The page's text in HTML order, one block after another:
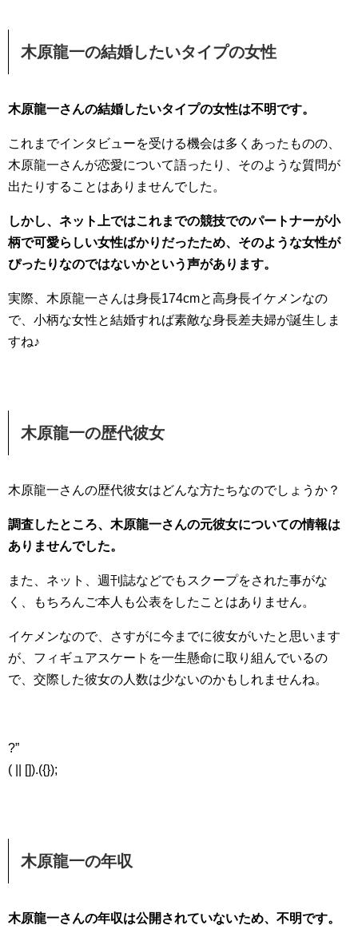
木原龍一の結婚したいタイプの女性
木原龍一さんの結婚したいタイプの女性は不明です。
これまでインタビューを受ける機会は多くあったものの、
木原龍一さんが恋愛について語ったり、そのような質問が
出たりすることはありませんでした。
しかし、ネット上ではこれまでの競技でのパートナーが小
柄で可愛らしい女性ばかりだったため、そのような女性が
ぴったりなのではないかという声があります。
実際、木原龍一さんは身長174cmと高身長イケメンなの
で、小柄な女性と結婚すれば素敵な身長差夫婦が誕生しま
すね♪
木原龍一の歴代彼女
木原龍一さんの歴代彼女はどんな方たちなのでしょうか？
調査したところ、木原龍一さんの元彼女についての情報は
ありませんでした。
また、ネット、週刊誌などでもスクープをされた事がな
く、もちろんご本人も公表をしたことはありません。
イケメンなので、さすがに今までに彼女がいたと思います
が、フィギュアスケートを一生懸命に取り組んでいるの
で、交際した彼女の人数は少ないのかもしれませんね。
?”
( || []).({});
木原龍一の年収
木原龍一さんの年収は公開されていないため、不明です。